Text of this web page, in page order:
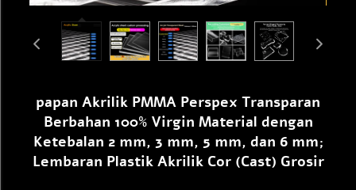
papan Akrilik PMMA Perspex Transparan
Berbahan 100% Virgin Material dengan
Ketebalan 2 mm, 3 mm, 5 mm, dan 6 mm;
Lembaran Plastik Akrilik Cor (Cast) Grosir